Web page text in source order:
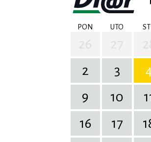
PON UTO
2
3
9
10
16
17